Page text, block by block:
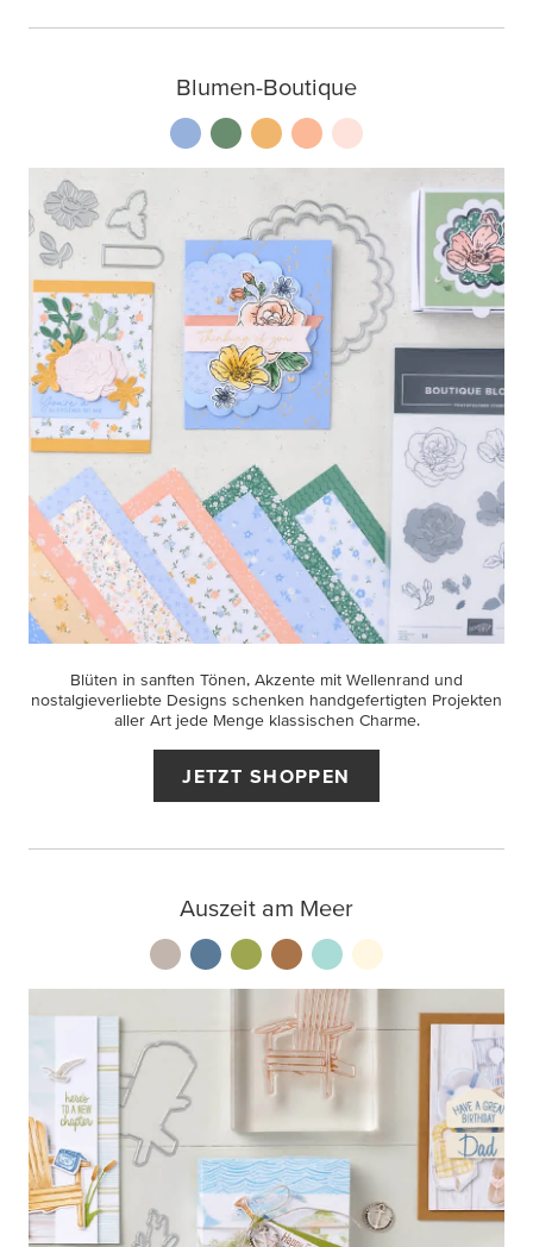
Blumen-Boutique
Blüten in sanften Tönen, Akzente mit Wellenrand und
nostalgieverliebte Designs schenken handgefertigten Projekten
aller Art jede Menge klassischen Charme.
JETZT SHOPPEN
Auszeit am Meer